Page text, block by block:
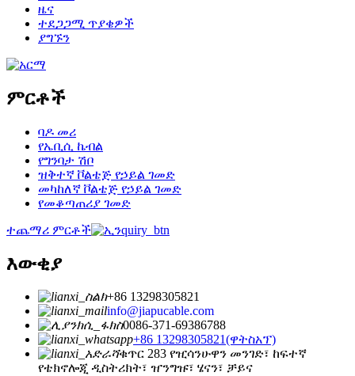
ዜና
ተደጋጋሚ ጥያቄዎች
ያግኙን
ምርቶች
ባዶ መሪ
የኤቢሲ ኬብል
የግንባታ ሽቦ
ዝቅተኛ ቮልቴጅ የኃይል ገመድ
መካከለኛ ቮልቴጅ የኃይል ገመድ
የመቆጣጠሪያ ገመድ
ተጨማሪ ምርቶች
እውቂያ
+86 13298305821
info@jiapucable.com
0086-371-69386788
+86 13298305821(ዋትስአፕ)
ቁጥር 283 የዢሳንሁዋን መንገድ፣ ከፍተኛ
የቴክኖሎጂ ዲስትሪክት፣ ዠንግዡ፣ ሄናን፣ ቻይና